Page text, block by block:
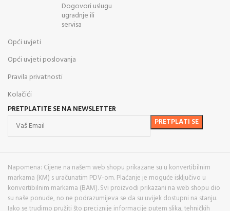
Dogovori uslugu
ugradnje ili
servisa
Opći uvjeti
Opći uvjeti poslovanja
Pravila privatnosti
Kolačići
PRETPLATITE SE NA NEWSLETTER
Napomena: Cijene na našem web shopu prikazane su u konvertibilnim
markama (KM) s uračunatim PDV-om. Plaćanje je moguće isključivo u
konvertibilnim markama (BAM). Svi proizvodi prikazani na web shopu dio
su naše ponude, no ne podrazumijeva se da su uvijek dostupni na stanju.
Iako se trudimo pružiti što preciznije informacije putem slika, tehničkih